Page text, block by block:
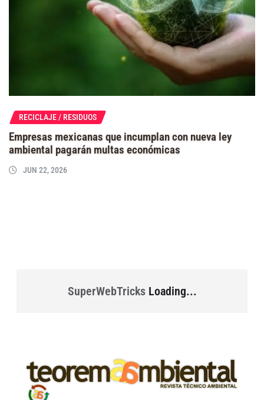
RECICLAJE / RESIDUOS
Empresas mexicanas que incumplan con nueva ley
ambiental pagarán multas económicas
JUN 22, 2026
SuperWebTricksLoading...